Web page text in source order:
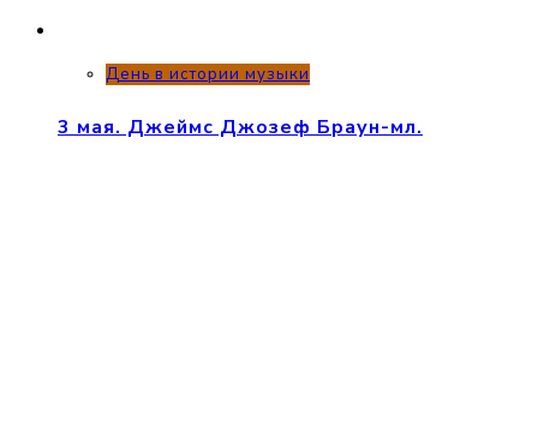
День в истории музыки
3 мая. Джеймс Джозеф Браун-мл.